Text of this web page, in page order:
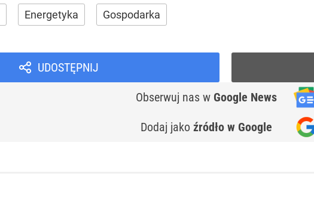
Energetyka Gospodarka
UDOSTĘPNIJ
Obserwuj nas w Google News
Dodaj jako źródło w Google